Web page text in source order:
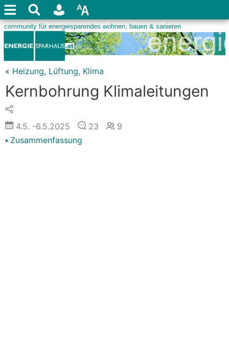
« Heizung, Lüftung, Klima
Kernbohrung Klimaleitungen
4.5. -6.5.2025 23
9
Zusammenfassung